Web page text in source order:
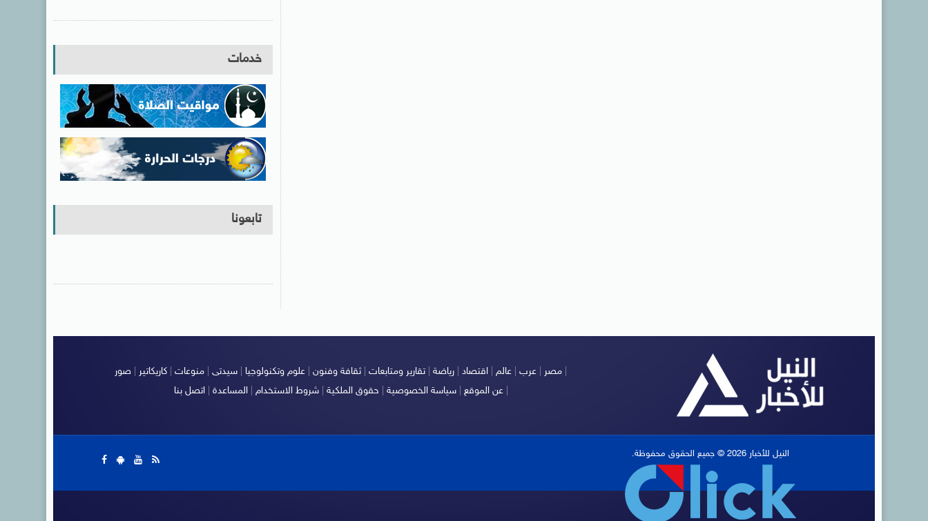
خدمات
تابعونا
مصر عرب عالم اقتصاد رياضة |تقارير ومتابعات |ثقافة وفنون علوم وتكنولوجيا سيدتى منوعات كاريكاتير صور
عن الموقع |سياسة الخصوصية حقوق الملكية |شروط الاستخدام |المساعدة |اتصل بنا |
النيل للأخبار 2026 © جميع الحقوق محفوظة.